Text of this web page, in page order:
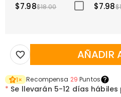
$7.98$18.00 $7.98
AÑADIR
1× Recompensa 29 Puntos
* Se llevarán 5-12 días